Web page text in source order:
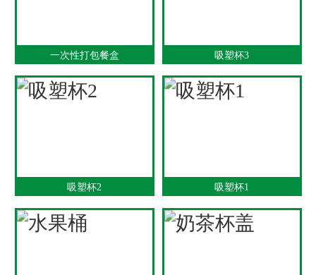
一次性打包餐盒 吸塑杯3
吸塑杯2 吸塑杯1